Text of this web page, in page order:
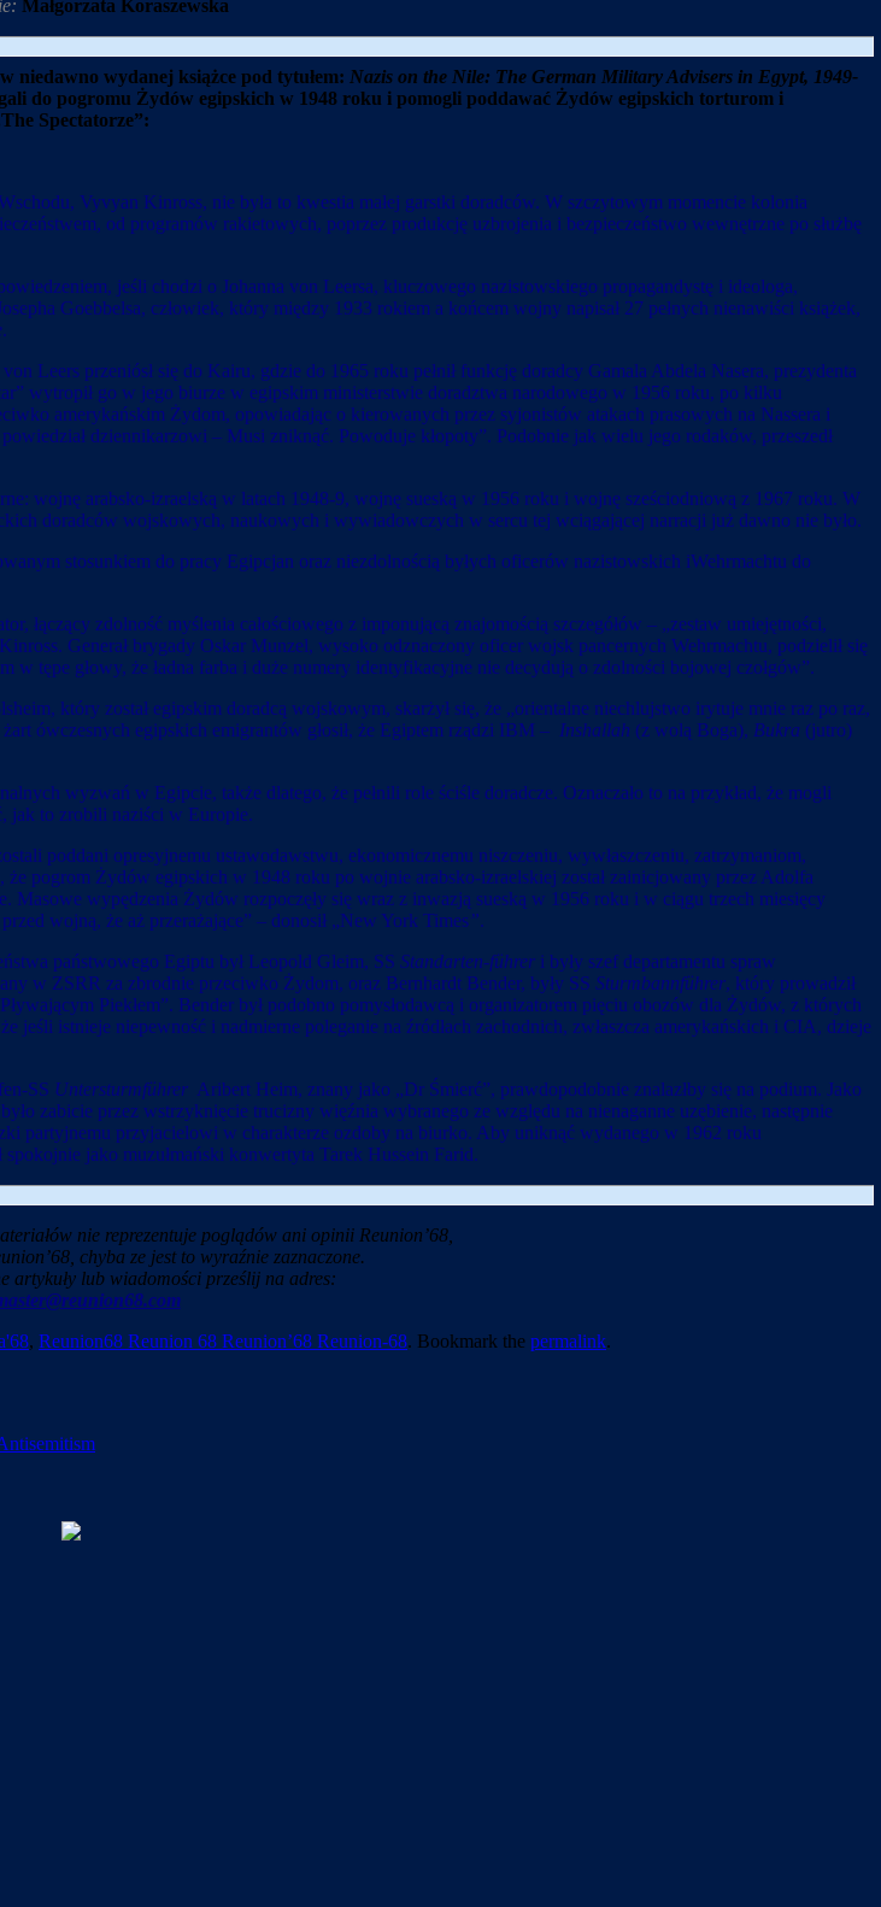
Małgorzata Koraszewska
niedawno wydanej książce pod tytułem: Nazis on the Nile: The German Military Advisers in Egypt, 1949-
do pogromu Żydów egipskich w 1948 roku i pomogli poddawać Żydów egipskich torturom i
Spectatorze”:
Vyvyan Kinross, nie była to kwestia małej garstki doradców. W szczytowym momencie kolonia
od programów rakietowych, poprzez produkcję uzbrojenia i bezpieczeństwo wewnętrzne po służbę
jeśli chodzi o Johanna von Leersa, kluczowego nazistowskiego propagandystę i ideologa,
Goebbelsa, człowiek, który między 1933 rokiem a końcem wojny napisał 27 pełnych nienawiści książek,
.
Leers przeniósł się do Kairu, gdzie do 1965 roku pełnił funkcję doradcy Gamala Abdela Nasera, prezydenta
wytropił go w jego biurze w egipskim ministerstwie doradztwa narodowego w 1956 roku, po kilku
amerykańskim Żydom, opowiadając o kierowanych przez syjonistów atakach prasowych na Nassera i
dziennikarzowi – Musi zniknąć. Powoduje kłopoty”. Podobnie jak wielu jego rodaków, przeszedł
wojnę arabsko-izraelską w latach 1948-9, wojnę sueską w 1956 roku i wojnę sześciodniową z 1967 roku. W
doradców wojskowych, naukowych i wywiadowczych w sercu tej wciągającej narracji już dawno nie było.
stosunkiem do pracy Egipcjan oraz niezdolnością byłych oficerów nazistowskich iWehrmachtu do
zdolność myślenia całościowego z imponującą znajomością szczegółów – „zestaw umiejętności,
Generał brygady Oskar Munzel, wysoko odznaczony oficer wojsk pancernych Wehrmachtu, podzielił się
tępe głowy, że ładna farba i duże numery identyfikacyjne nie decydują o zdolności bojowej czołgów”.
który został egipskim doradcą wojskowym, skarżył się, że „orientalne niechlujstwo irytuje mnie raz po raz,
ówczesnych egipskich emigrantów głosił, że Egiptem rządzi IBM – Inshallah (z wolą Boga), Bukra (jutro)
wyzwań w Egipcie, także dlatego, że pełnili role ściśle doradcze. Oznaczało to na przykład, że mogli
jak to zrobili naziści w Europie.
poddani opresyjnemu ustawodawstwu, ekonomicznemu niszczeniu, wywłaszczeniu, zatrzymaniom,
pogrom Żydów egipskich w 1948 roku po wojnie arabsko-izraelskiej został zainicjowany przez Adolfa
wypędzenia Żydów rozpoczęły się wraz z inwazją sueską w 1956 roku i w ciągu trzech miesięcy
wojną, że aż przerażające” – donosił „New York Times”.
państwowego Egiptu był Leopold Gleim, SS Standarten-führer i były szef departamentu spraw
w ZSRR za zbrodnie przeciwko Żydom, oraz Bernhardt Bender, były SS Sturmbannführer, który prowadził
Piekłem”. Bender był podobno pomysłodawcą i organizatorem pięciu obozów dla Żydów, z których
istnieje niepewność i nadmierne poleganie na źródłach zachodnich, zwłaszcza amerykańskich i CIA, dzieje
SS Untersturmführer Aribert Heim, znany jako „Dr Śmierć”, prawdopodobnie znalazłby się na podium. Jako
zabicie przez wstrzyknięcie trucizny więźnia wybranego ze względu na nienaganne uzębienie, następnie
partyjnemu przyjacielowi w charakterze ozdoby na biurko. Aby uniknąć wydanego w 1962 roku
jako muzułmański konwertyta Tarek Hussein Farid.
nie reprezentuje poglądów ani opinii Reunion’68,
chyba ze jest to wyraźnie zaznaczone.
artykuły lub wiadomości prześlij na adres:
, Reunion68 Reunion 68 Reunion’68 Reunion-68. Bookmark the permalink.